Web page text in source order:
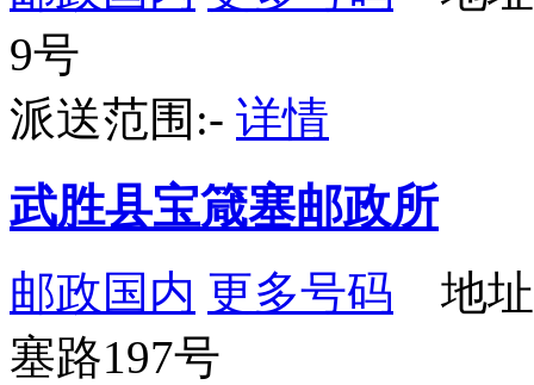
9号
派送范围:- 详情
武胜县宝箴塞邮政所
邮政国内 更多号码 地址
塞路197号